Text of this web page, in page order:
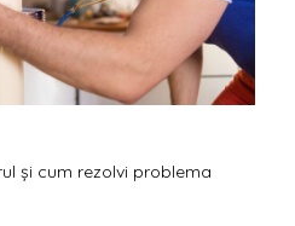
și cum rezolvi problema